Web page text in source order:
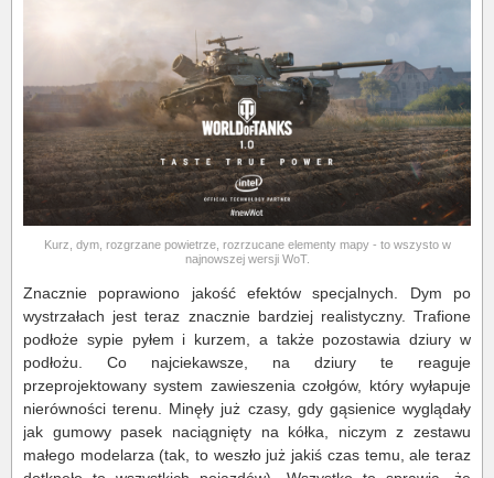
Kurz, dym, rozgrzane powietrze, rozrzucane elementy mapy - to wszysto w
najnowszej wersji WoT.
Znacznie poprawiono jakość efektów specjalnych. Dym po
wystrzałach jest teraz znacznie bardziej realistyczny. Trafione
podłoże sypie pyłem i kurzem, a także pozostawia dziury w
podłożu. Co najciekawsze, na dziury te reaguje
przeprojektowany system zawieszenia czołgów, który wyłapuje
nierówności terenu. Minęły już czasy, gdy gąsienice wyglądały
jak gumowy pasek naciągnięty na kółka, niczym z zestawu
małego modelarza (tak, to weszło już jakiś czas temu, ale teraz